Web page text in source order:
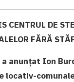
CENTRUL DE
FĂRĂ
a anunțat Ion
locativ-